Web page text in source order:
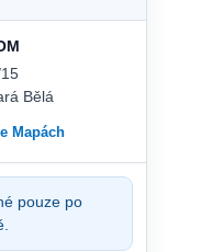
Bělá
Mapách
pouze po